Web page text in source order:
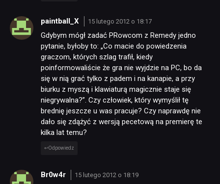
paintball_X 15 lutego 2012 o 18:17
Gdybym mógł zadać PRowcom z Remedy jedno
pytanie, byłoby to: „Co macie do powiedzenia
graczom, których szlag trafił, kiedy
poinformowaliście że gra nie wyjdzie na PC, bo da
się w nią grać tylko z padem i na kanapie, a przy
biurku z myszą i klawiaturą magicznie staje się
niegrywalna?”. Czy człowiek, który wymyślił tę
brednię jeszcze u was pracuje? Czy naprawdę nie
dało się zdążyć z wersją pecetową na premierę te
kilka lat temu?
Odpowiedz
Br0w4r 15 lutego 2012 o 18:19